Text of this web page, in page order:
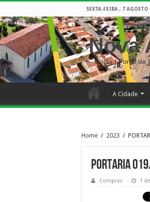
SEXTA-FEIRA , 7 AGOSTO
Nova
– Goiás | Portal de
A Cidade
Home / 2023 /
PORTARIA
Compras 1